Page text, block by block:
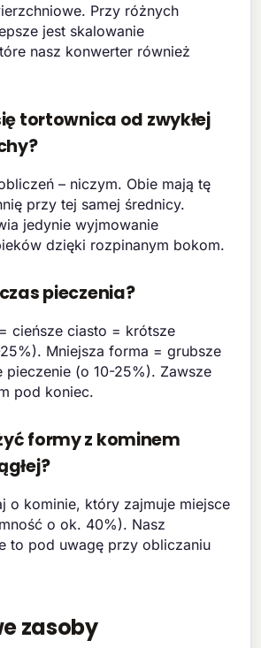
Przy różnych
jest skalowanie
nasz konwerter również
tortownica od zwykłej
– niczym. Obie mają tę
przy tej samej średnicy.
jedynie wyjmowanie
dzięki rozpinanym bokom.
pieczenia?
cieńsze ciasto = krótsze
Mniejsza forma = grubsze
pieczenie (o 10-25%). Zawsze
pod koniec.
formy z kominem
o kominie, który zajmuje miejsce
o ok. 40%). Nasz
to pod uwagę przy obliczaniu
zasoby